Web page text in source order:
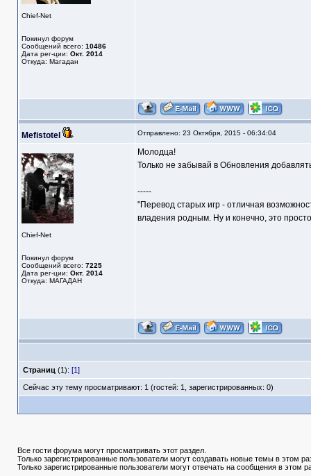
Chief-Net
Покинул форум
Сообщений всего: 10486
Дата рег-ции: Окт. 2014
Откуда: Магадан
Mefistotel Отправлено: 23 Октября, 2015 - 06:34:04
Chief-Net
Покинул форум
Сообщений всего: 7225
Дата рег-ции: Окт. 2014
Откуда: МАГАДАН
Молодца!
Только не забывай в Обновления
-----
"Перевод старых игр - отличная
владения родным. Ну и конечно, это
Страниц (1): [1]
Сейчас эту тему просматривают: 1 (гостей: 1, зарегистрированных: 0)
Все гости форума могут просматривать этот раздел.
Только зарегистрированные пользователи могут создавать новые темы в этом
Только зарегистрированные пользователи могут отвечать на сообщения в этом